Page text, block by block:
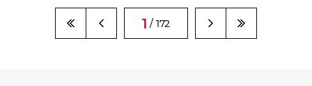
1 / 172